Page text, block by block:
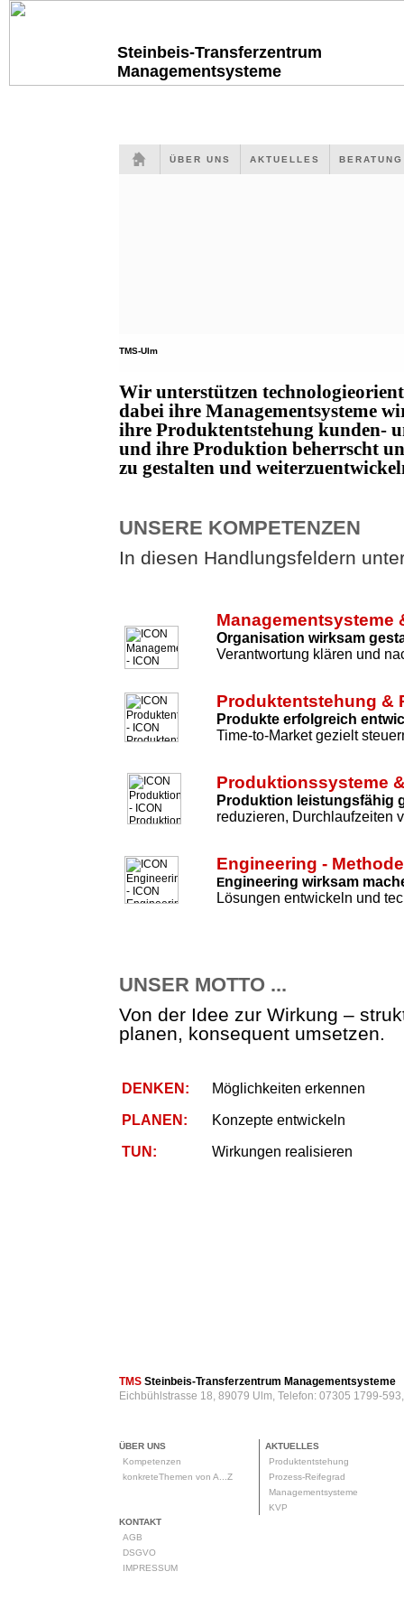
Steinbeis-Transferzentrum
Managementsysteme
ÜBER UNS AKTUELLES
TMS-Ulm
Wir unterstützen
dabei ihre Managementsysteme
ihre Produktentstehung kunden-
und ihre Produktion beherrscht
zu gestalten und
UNSERE KOMPETENZEN
In diesen Handlungsfeldern
Managementsysteme
Organisation wirksam
Verantwortung klären und
Produktentstehung &
Produkte erfolgreich
Time-to-Market gezielt
Produktionssysteme
Produktion leistungsfähig
reduzieren, Durchlaufzeiten
Engineering -
Engineering wirksam
Lösungen entwickeln und
UNSER MOTTO ...
Von der Idee zur Wirkung –
planen, konsequent umsetzen.
DENKEN: Möglichkeiten erkennen
PLANEN: Konzepte entwickeln
TUN: Wirkungen realisieren
TMS Steinbeis-Transferzentrum Managementsysteme
Eichbühlstrasse 18, 89079 Ulm, Telefon: 07305 1799-
ÜBER UNS
Kompetenzen
konkreteThemen von A...Z
AKTUELLES
Produktentstehung
Prozess-Reifegrad
Managementsysteme
KVP
KONTAKT
AGB
DSGVO
IMPRESSUM